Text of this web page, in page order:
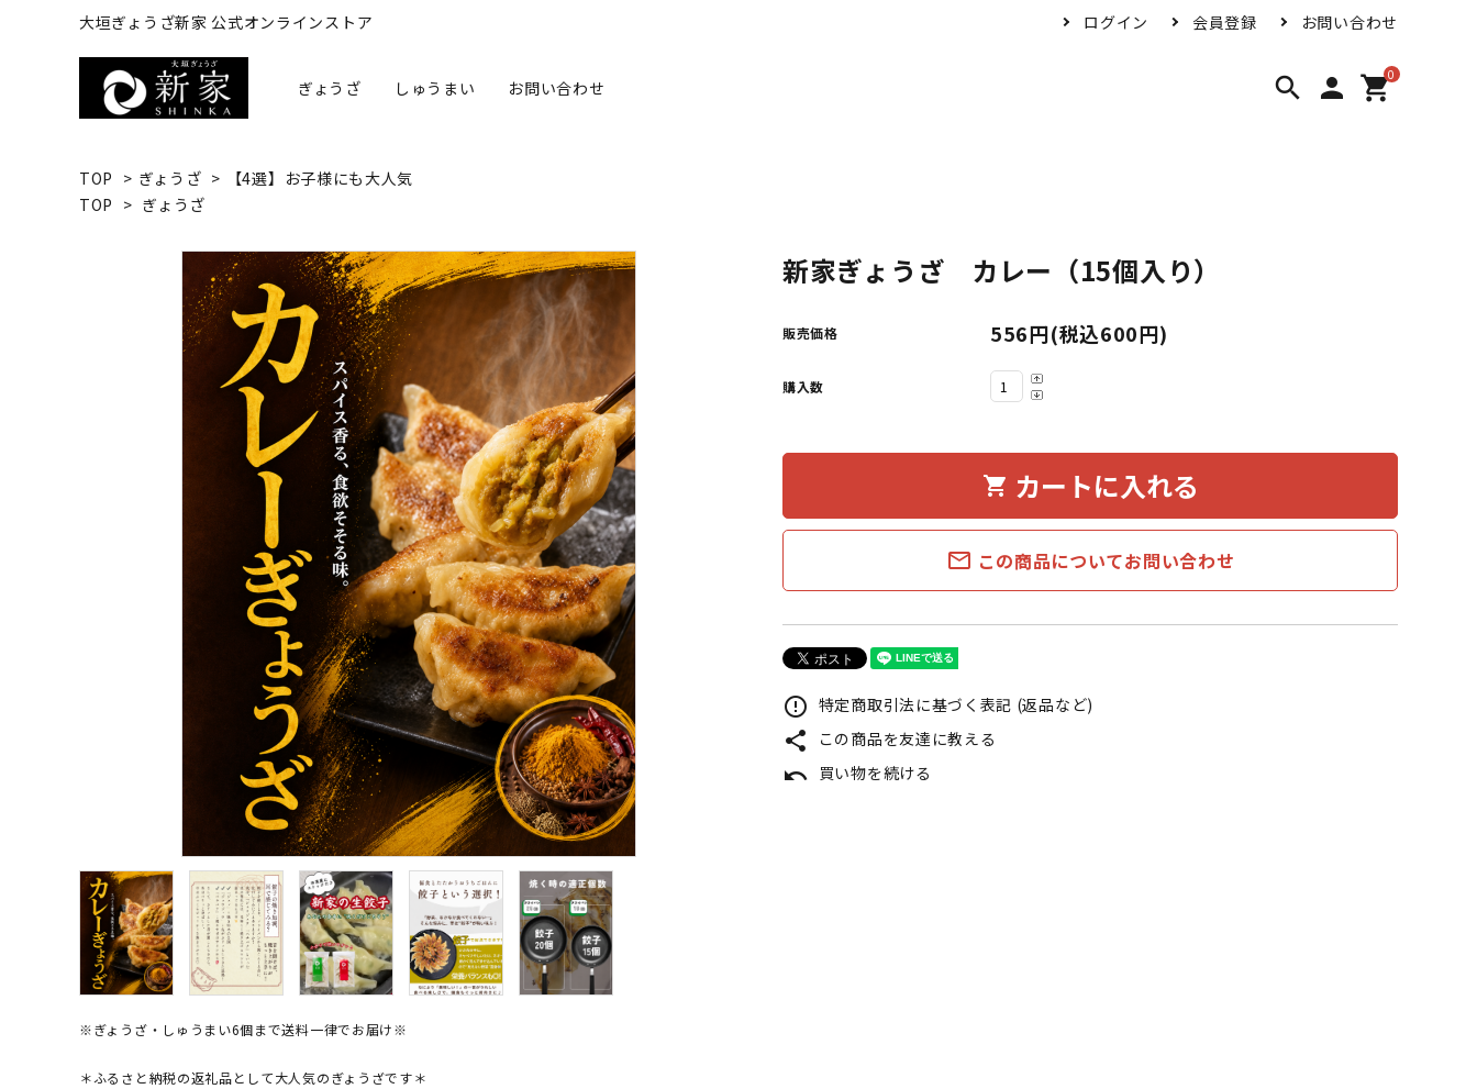
大垣ぎょうざ新家 公式オンラインストア ログイン 会員登録 お問い合わせ
ぎょうざ しゅうまい お問い合わせ search person 0
shopping_cart
TOP > ぎょうざ >
【4選】お子様にも大人気
TOP > ぎょうざ
※ぎょうざ・しゅうまい6個まで送料一律でお届け※
＊ふるさと納税の返礼品として大人気のぎょうざです＊
新家ぎょうざ カレー（15個入り）
販売価格 556円(税込600円)
購入数
shopping_cart カートに入れる
mail_outline この商品についてお問い合わせ
error_outline 特定商取引法に基づく表記 (返品など)
share この商品を友達に教える
undo 買い物を続ける